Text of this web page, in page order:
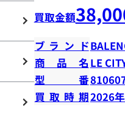
買取金額
ブランド
商品名 LE
型番
買取時期2026